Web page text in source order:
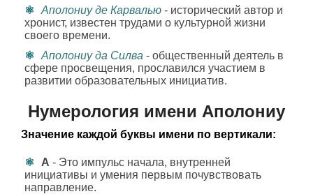
Аполониу де Карвалью - исторический автор и
хронист, известен трудами о культурной жизни
своего времени.
Аполониу да Силва - общественный деятель в
сфере просвещения, прославился участием в
развитии образовательных инициатив.
Нумерология имени Аполониу
Значение каждой буквы имени по вертикали:
А - Это импульс начала, внутренней
инициативы и умения первым почувствовать
направление.